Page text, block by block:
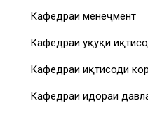
Кафедраи менеҷмент
Кафедраи ҳуқуқи
Кафедраи иқтисоди
Кафедраи идораи